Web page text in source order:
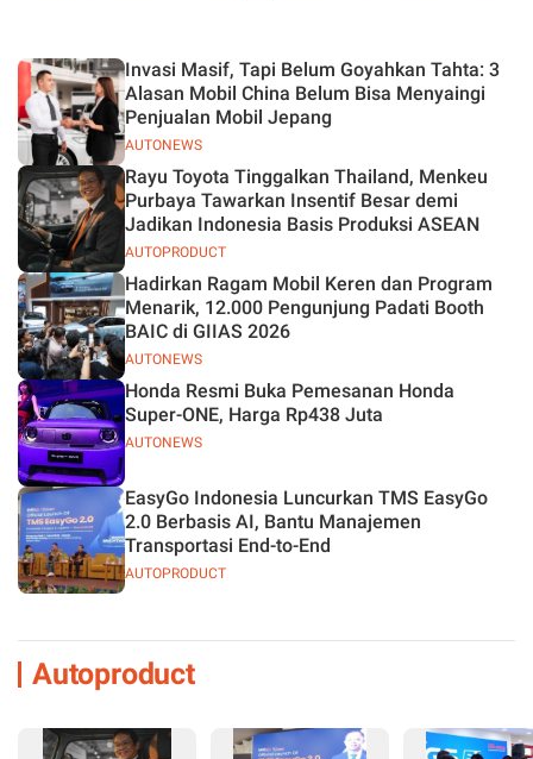
AUTONEWS
Invasi Masif, Tapi Belum Goyahkan Tahta: 3
Alasan Mobil China Belum Bisa Menyaingi
Penjualan Mobil Jepang
AUTOPRODUCT
Rayu Toyota Tinggalkan Thailand, Menkeu
Purbaya Tawarkan Insentif Besar demi
Jadikan Indonesia Basis Produksi ASEAN
AUTONEWS
Hadirkan Ragam Mobil Keren dan Program
Menarik, 12.000 Pengunjung Padati Booth
BAIC di GIIAS 2026
AUTONEWS
Honda Resmi Buka Pemesanan Honda
Super-ONE, Harga Rp438 Juta
AUTOPRODUCT
EasyGo Indonesia Luncurkan TMS EasyGo
2.0 Berbasis AI, Bantu Manajemen
Transportasi End-to-End
Autoproduct